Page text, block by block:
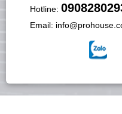
Hotline:
Email: